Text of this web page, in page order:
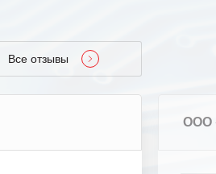
Все отзывы
ООО